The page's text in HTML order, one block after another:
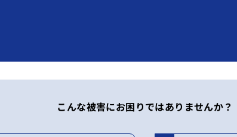
こんな被害にお困りではありませんか？